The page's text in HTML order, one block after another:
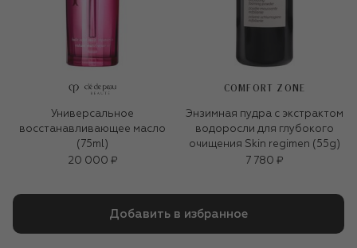
Универсальное
восстанавливающее масло
(75ml)
20 000 ₽
COMFORT ZONE
Энзимная пудра с экстрактом
водоросли для глубокого
очищения Skin regimen (55g)
7 780 ₽
Добавить в избранное